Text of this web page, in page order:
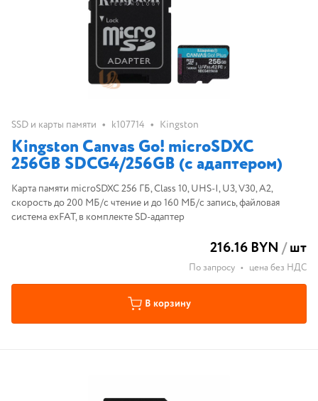
SSD и карты памяти • k107714 • Kingston
Kingston Canvas Go! microSDXC
256GB SDCG4/256GB (с адаптером)
Карта памяти microSDXC 256 ГБ, Class 10, UHS-I, U3, V30, A2,
скорость до 200 МБ/с чтение и до 160 МБ/с запись, файловая
система exFAT, в комплекте SD-адаптер
216.16 BYN /шт
По запросу • цена без НДС
В корзину